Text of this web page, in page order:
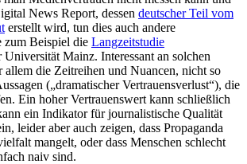
News Report, dessen deutscher Teil vom
erstellt wird, tun dies auch andere
zum Beispiel die Langzeitstudie
Universität Mainz. Interessant an solchen
allem die Zeitreihen und Nuancen, nicht so
(„dramatischer Vertrauensverlust“), die
Ein hoher Vertrauenswert kann schließlich
ein Indikator für journalistische Qualität
leider aber auch zeigen, dass Propaganda
mangelt, oder dass Menschen schlecht
naiv sind.